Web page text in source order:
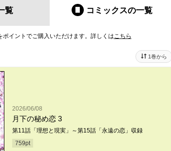
覧 コミックスの一覧
ポイントでご購入いただけます。 詳しくはこちら
1巻から
2026/06/08
月下の秘め恋 3
第11話「理想と現実」～第15話「永遠の恋」収録
759pt